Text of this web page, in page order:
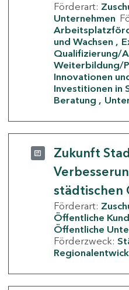
Förderart:
Unternehmen
und Wachsen
Qualifizierung/
Weiterbildung/
Innovationen
Investitionen in
Beratung
Zukunft
städtischen
Förderart:
Öffentliche
Öffentliche
Förderzweck: